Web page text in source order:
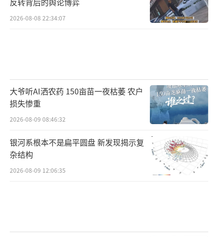
2026-08-08 22:34:07
大爷听AI洒农药 150亩苗一夜枯萎 农户
损失惨重
2026-08-09 08:46:32
银河系根本不是扁平圆盘 新发现揭示复
杂结构
2026-08-09 12:06:35